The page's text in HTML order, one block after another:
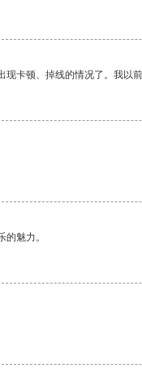
卡顿、掉线的情况了。我以
魅力。